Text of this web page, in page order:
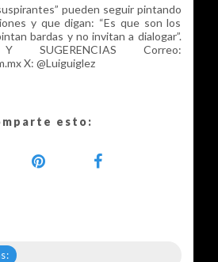
pueden seguir pintando
y que digan: “Es que son los
bardas y no invitan a dialogar”.
Y SUGERENCIAS Correo:
X: @Luiguiglez
esto: